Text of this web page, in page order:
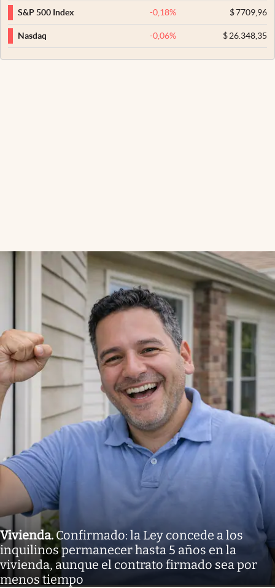
S&P 500 Index -0,18% $7709,96
Nasdaq -0,06% $26.348,35
Vivienda.Confirmado: la Ley concede a los
inquilinos permanecer hasta 5 años en la
vivienda, aunque el contrato firmado sea por
menos tiempo